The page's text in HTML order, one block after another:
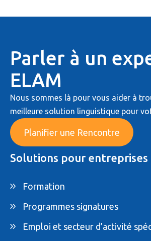
Parler à un
ELAM
Nous sommes là pour vous aider à
meilleure solution linguistique pour
Planifier une Rencontre
Solutions pour entreprises
Formation
Programmes signatures
Emploi et secteur d’activité